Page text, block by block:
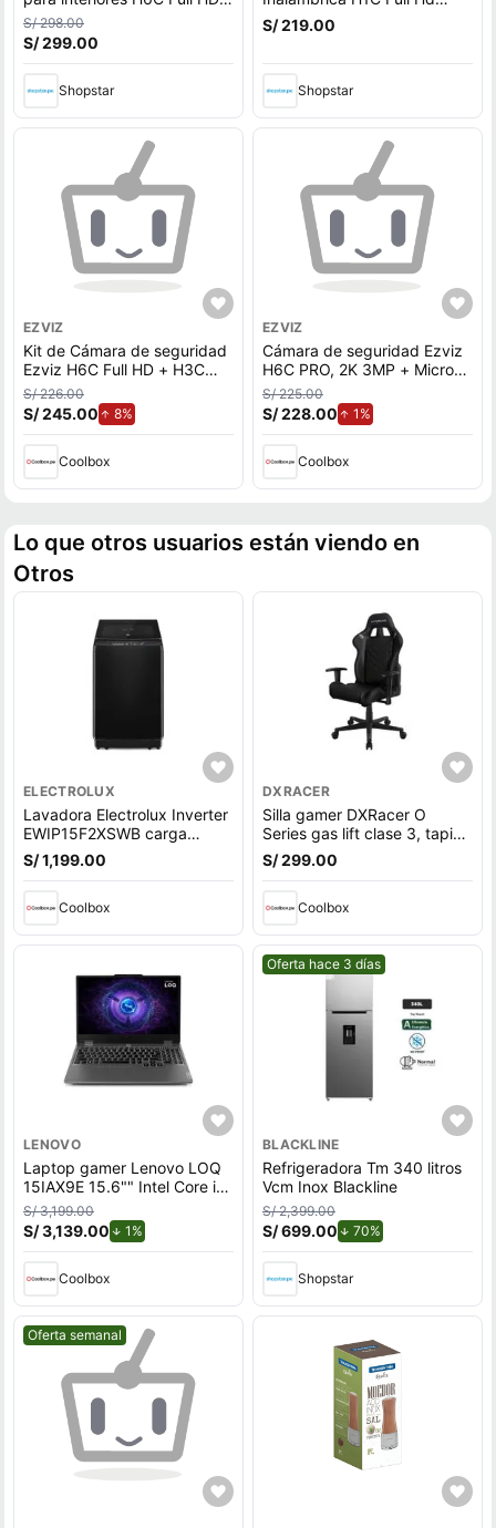
+ H1C Full HD + Micro SD
64gb - Ezviz
S/ 298.00
S/ 299.00
Shopstar
Ezviz + Micro sd 128Gb
S/ 219.00
Shopstar
EZVIZ
Kit de Cámara de seguridad
Ezviz H6C Full HD + H3C
Full HD - Blanco
S/ 226.00
S/ 245.00 8%
Coolbox
EZVIZ
Cámara de seguridad Ezviz
H6C PRO, 2K 3MP + Micro
SD 128GB, blanco
S/ 225.00
S/ 228.00 1%de aumento.
Coolbox
Lo que otros usuarios están viendo en
Otros
ELECTROLUX
Lavadora Electrolux Inverter
EWIP15F2XSWB carga
superior, capacidad 15 kg,
negro
S/ 1,199.00
Coolbox
DXRACER
Silla gamer DXRacer O
Series gas lift clase 3, tapiz
cuero pu, máx. 100 kg,
inclinación 90 - 135°, negro
S/ 299.00
Coolbox
LENOVO
Laptop gamer Lenovo LOQ
15IAX9E 15.6"" Intel Core i5,
512GB SSD, 8GB RAM,
Windows 11 Home, gris
S/ 3,199.00
S/ 3,139.00 1%
Coolbox
Mejor precio.
Oferta hace 3 días
BLACKLINE
Refrigeradora Tm 340 litros
Vcm Inox Blackline
S/ 2,399.00
S/ 699.00 70%de descuento.
Shopstar
Mejor precio.
Oferta semanal